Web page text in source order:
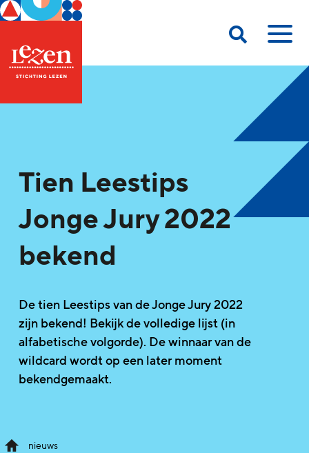
Tien Leestips
Jonge Jury 2022
bekend
De tien Leestips van de Jonge Jury 2022
zijn bekend! Bekijk de volledige lijst (in
alfabetische volgorde). De winnaar van de
wildcard wordt op een later moment
bekendgemaakt.
nieuws